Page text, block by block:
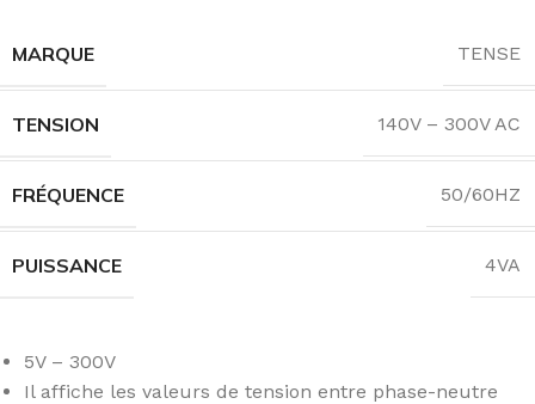
MARQUE TENSE
TENSION 140V – 300V AC
FRÉQUENCE 50/60HZ
PUISSANCE 4VA
5V – 300V
Il affiche les valeurs de tension entre phase-neutre